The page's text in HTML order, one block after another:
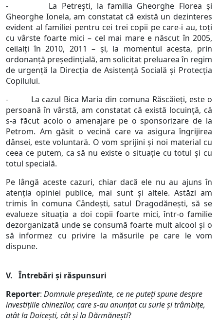
- La Petrești, la familia Gheorghe Florea și
Gheorghe Ionela, am constatat că există un dezinteres
evident al familiei pentru cei trei copii pe care-i au, toți
cu vârste foarte mici – cel mai mare e născut în 2005,
ceilalți în 2010, 2011 – și, la momentul acesta, prin
ordonanță președințială, am solicitat preluarea în regim
de urgență la Direcția de Asistență Socială și Protecția
Copilului.
- La cazul Bica Maria din comuna Răscăieți, este o
persoană în vârstă, am constatat că există locuință, că
s-a făcut acolo o amenajare pe o sponsorizare de la
Petrom. Am găsit o vecină care va asigura îngrijirea
dânsei, este voluntară. O vom sprijini și noi material cu
ceea ce putem, ca să nu existe o situație cu totul și cu
totul specială.
Pe lângă aceste cazuri, chiar dacă ele nu au ajuns în
atenția opiniei publice, mai sunt și altele. Astăzi am
trimis în comuna Cândești, satul Dragodănești, să se
evalueze situația a doi copii foarte mici, într-o familie
dezorganizată unde se consumă foarte mult alcool și o
să informez cu privire la măsurile pe care le vom
dispune.
V. Întrebări și răspunsuri
Reporter: Domnule președinte, ce ne puteți spune despre
investițiile chinezilor, care s-au anunțat cu surle și trâmbițe,
atât la Doicești, cât și la Dărmănești?